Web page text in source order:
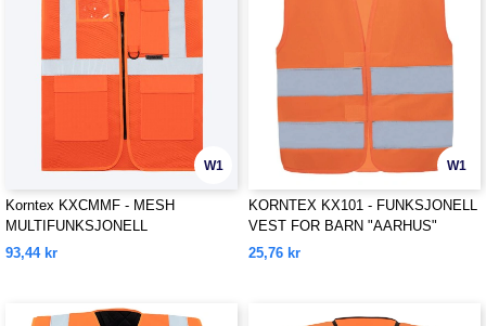
W1
Korntex KXCMMF - MESH
MULTIFUNKSJONELL
SIKKERHETSVEST "LARISA"
93,44 kr
W1
KORNTEX KX101 - FUNKSJONELL
VEST FOR BARN "AARHUS"
25,76 kr